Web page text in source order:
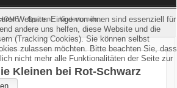
Sparten Kinderturnen
Kleinen bei Rot-Schwarz
Website. Einige von ihnen sind essenziell für
andere uns helfen, diese Website und die
(Tracking Cookies). Sie können selbst
zulassen möchten. Bitte beachten Sie, dass
nicht mehr alle Funktionalitäten der Seite zur